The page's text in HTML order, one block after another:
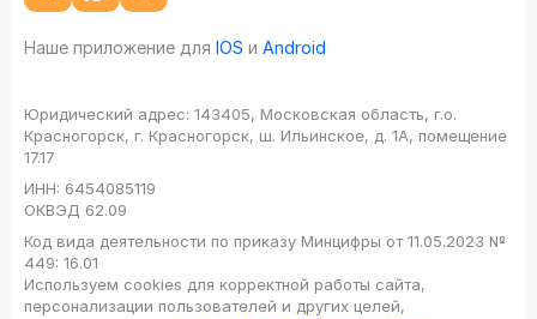
Наше приложение для IOS и Android
Юридический адрес: 143405, Московская область, г.о.
Красногорск, г. Красногорск, ш. Ильинское, д. 1А, помещение
17.17
ИНН: 6454085119
ОКВЭД 62.09
Код вида деятельности по приказу Минцифры от 11.05.2023 №
449: 16.01
Используем cookies для корректной работы сайта,
персонализации пользователей и других целей,